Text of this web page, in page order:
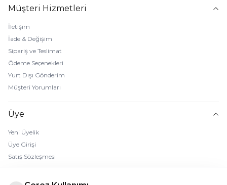
Müşteri Hizmetleri
İletişim
İade & Değişim
Sipariş ve Teslimat
Ödeme Seçenekleri
Yurt Dışı Gönderim
Müşteri Yorumları
Üye
Yeni Üyelik
Üye Girişi
Satış Sözleşmesi
Gizlilik Sözleşmesi
Kullanıcı Sözleşmesi